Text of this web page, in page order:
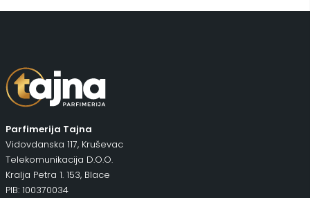
Parfimerija Tajna
Vidovdanska 117, Kruševac
Telekomunikacija D.O.O.
Kralja Petra 1. 153, Blace
PIB: 100370034